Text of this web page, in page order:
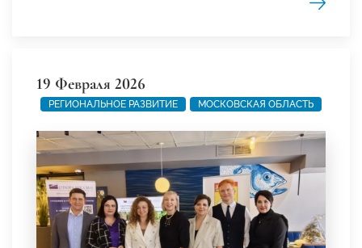
19 Февраля 2026
РЕГИОНАЛЬНОЕ РАЗВИТИЕ МОСКОВСКАЯ ОБЛАСТЬ